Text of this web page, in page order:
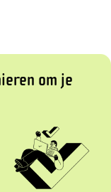
om je